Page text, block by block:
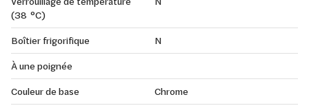
(38 °C)
Boîtier frigorifique
N
À une poignée
Couleur de base
Chrome